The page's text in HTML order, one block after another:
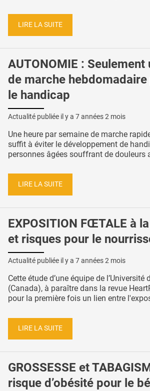
LIRE LA SUITE
AUTONOMIE : Seulement
de marche
le handicap
Actualité publiée il y a 7 années 2 mois
Une heure par semaine de marche
suffit à éviter le développement de
personnes âgées souffrant de douleurs
LIRE LA SUITE
EXPOSITION FŒTALE à
et risques pour le
Actualité publiée il y a 7 années 2 mois
Cette étude d’une équipe de l’Université
(Canada), à paraître dans la revue
pour la première fois un lien entre
LIRE LA SUITE
GROSSESSE et
risque d’obésité pour le